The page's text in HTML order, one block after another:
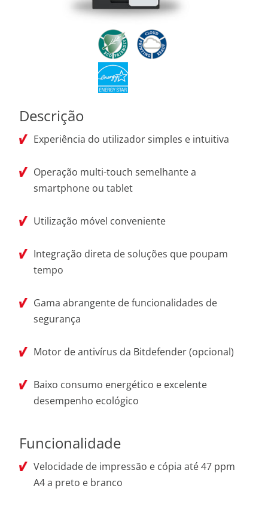
Descrição
Experiência do utilizador simples e intuitiva
Operação multi-touch semelhante a
smartphone ou tablet
Utilização móvel conveniente
Integração direta de soluções que poupam
tempo
Gama abrangente de funcionalidades de
segurança
Motor de antivírus da Bitdefender (opcional)
Baixo consumo energético e excelente
desempenho ecológico
Funcionalidade
Velocidade de impressão e cópia até 47 ppm
A4 a preto e branco